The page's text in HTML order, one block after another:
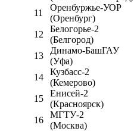
11
Оренбуржье-УОР
(Оренбург)
12
Белогорье-2
(Белгород)
13
Динамо-БашГАУ
(Уфа)
14
Кузбасс-2
(Кемерово)
15
Енисей-2
(Красноярск)
16
МГТУ-2
(Москва)